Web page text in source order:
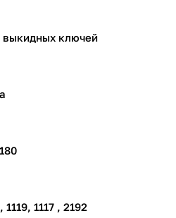
выкидных ключей
на 1118, 1119, 1117 , 2192